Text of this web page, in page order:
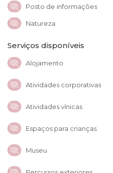
Posto de informações
Natureza
Serviços disponíveis
Alojamento
Atividades corporativas
Atividades vínicas
Espaços para crianças
Museu